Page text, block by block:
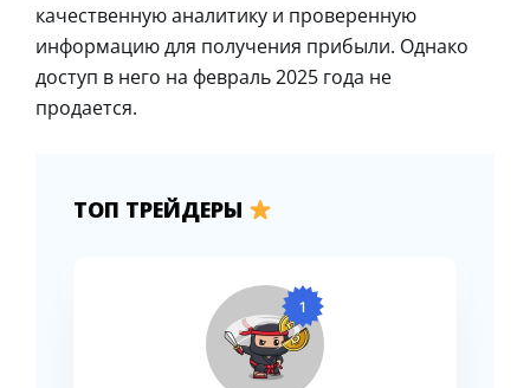
качественную аналитику и проверенную
информацию для получения прибыли. Однако
доступ в него на февраль 2025 года не
продается.
ТОП ТРЕЙДЕРЫ
1